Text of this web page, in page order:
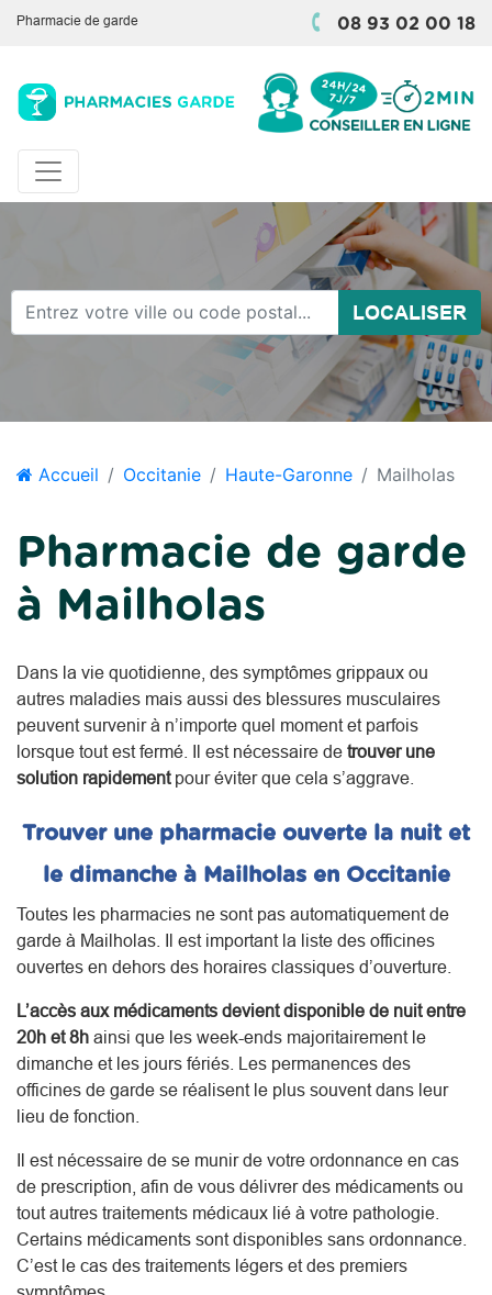
Pharmacie de garde 08 93 02 00 18
LOCALISER
Accueil Occitanie Haute-Garonne Mailholas
Pharmacie de garde
à Mailholas
Dans la vie quotidienne, des symptômes grippaux ou
autres maladies mais aussi des blessures musculaires
peuvent survenir à n’importe quel moment et parfois
lorsque tout est fermé. Il est nécessaire de trouver une
solution rapidementpour éviter que cela s’aggrave.
Trouver une pharmacie ouverte la nuit et
le dimanche à Mailholas en Occitanie
Toutes les pharmacies ne sont pas automatiquement de
garde à Mailholas. Il est important la liste des officines
ouvertes en dehors des horaires classiques d’ouverture.
L’accès aux médicaments devient disponible de nuit entre
20h et 8h ainsi que les week-ends majoritairement le
dimanche et les jours fériés. Les permanences des
officines de garde se réalisent le plus souvent dans leur
lieu de fonction.
Il est nécessaire de se munir de votre ordonnance en cas
de prescription, afin de vous délivrer des médicaments ou
tout autres traitements médicaux lié à votre pathologie.
Certains médicaments sont disponibles sans ordonnance.
C’est le cas des traitements légers et des premiers